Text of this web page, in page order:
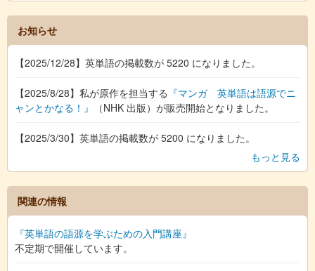
お知らせ
【2025/12/28】英単語の掲載数が 5220 になりました。
【2025/8/28】私が原作を担当する 『マンガ 英単語は語源でニ
ャンとかなる！』
（NHK 出版）が販売開始となりました。
【2025/3/30】英単語の掲載数が 5200 になりました。
もっと見る
関連の情報
『英単語の語源を学ぶための入門講座』
不定期で開催しています。